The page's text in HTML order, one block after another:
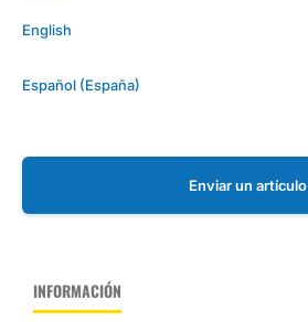
English
Español (España)
Enviar un artículo
INFORMACIÓN